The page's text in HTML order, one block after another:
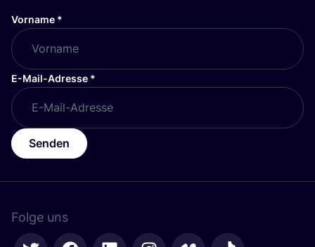
Vorname *
E-Mail-Adresse *
Senden
Folge uns